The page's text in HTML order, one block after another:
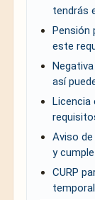
tendrás
Pensión
este
así
Licencia
Aviso
y
CURP